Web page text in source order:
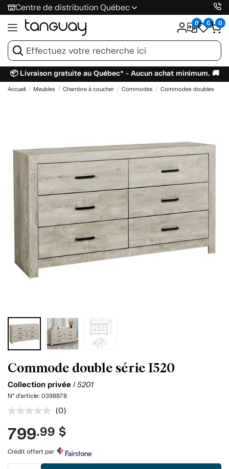
Centre de distribution Québec
0 0 0
📦 Livraison gratuite au Québec* - Aucun achat minimum. 🚚
Accueil Meubles Chambre à coucher Commodes Commodes doubles
Commode double série I520
Collection privée I 5201
N° d'article: 0398878
Aucune
pour
ce
produit.
Lien
vers
(0)
799.99 $
Crédit offert par